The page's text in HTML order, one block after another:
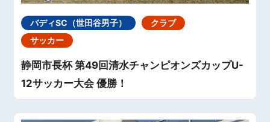
バディSC（世田谷男子）
クラブ
サッカー
静岡市長杯 第49回清水チャンピオンズカップU-
12サッカー大会 優勝！